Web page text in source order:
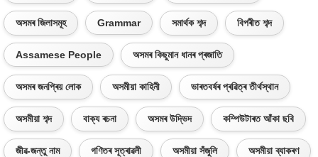
অসমৰ জিলাসমূহ Grammar সমাৰ্থক শব্দ বিপৰীত শব্দ
Assamese People অসমৰ কিছুমান ধানৰ প্ৰজাতি
অসমৰ জনপ্ৰিয় লোক অসমীয়া কাহিনী ভাৰতবৰ্ষৰ প্ৰৱিত্ৰ তীৰ্থস্থান
অসমীয়া শব্দ বাক্য ৰচনা অসমৰ উদ্ভিদ কম্পিউটাৰত আঁকা ছবি
জীৱ-জন্তু নাম গণিতৰ সূত্ৰাৱলী অসমীয়া সঁজুলি অসমীয়া ব্যাকৰণ